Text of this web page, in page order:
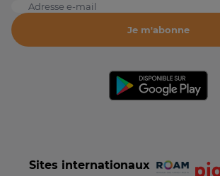
Adresse e-mail
Je m'abonne
Sites internationaux